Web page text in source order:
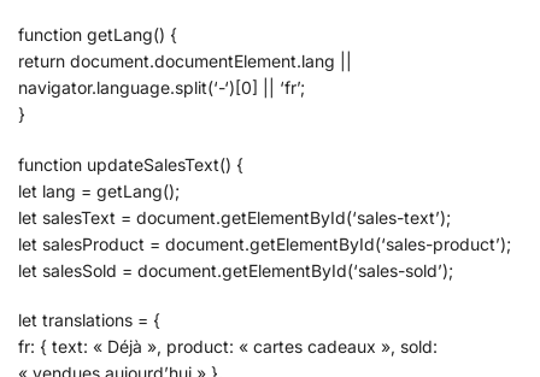
function getLang() {
return document.documentElement.lang ||
navigator.language.split(‘-‘)[0] || ‘fr’;
}
function updateSalesText() {
let lang = getLang();
let salesText = document.getElementById(‘sales-text’);
let salesProduct = document.getElementById(‘sales-product’);
let salesSold = document.getElementById(‘sales-sold’);
let translations = {
fr: { text: « Déjà », product: « cartes cadeaux », sold: